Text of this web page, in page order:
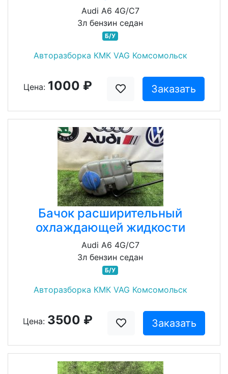
Audi A6 4G/C7
3л бензин седан
Б/У
Авторазборка КМК VAG Комсомольск
Цена: 1000 ₽ Заказать
Бачок расширительный
охлаждающей жидкости
Audi A6 4G/C7
3л бензин седан
Б/У
Авторазборка КМК VAG Комсомольск
Цена: 3500 ₽ Заказать